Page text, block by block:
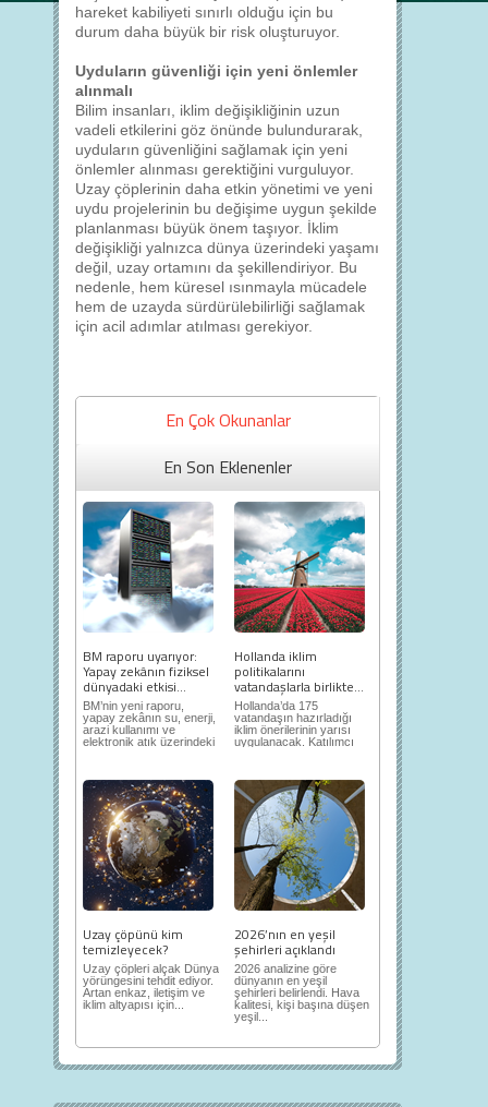
hareket kabiliyeti sınırlı olduğu için bu
durum daha büyük bir risk oluşturuyor.
Uyduların güvenliği için yeni önlemler
alınmalı
Bilim insanları, iklim değişikliğinin uzun
vadeli etkilerini göz önünde bulundurarak,
uyduların güvenliğini sağlamak için yeni
önlemler alınması gerektiğini vurguluyor.
Uzay çöplerinin daha etkin yönetimi ve yeni
uydu projelerinin bu değişime uygun şekilde
planlanması büyük önem taşıyor. İklim
değişikliği yalnızca dünya üzerindeki yaşamı
değil, uzay ortamını da şekillendiriyor. Bu
nedenle, hem küresel ısınmayla mücadele
hem de uzayda sürdürülebilirliği sağlamak
için acil adımlar atılması gerekiyor.
En Çok Okunanlar
En Son Eklenenler
BM raporu uyarıyor:
Yapay zekânın fiziksel
dünyadaki etkisi...
BM’nin yeni raporu,
yapay zekânın su, enerji,
arazi kullanımı ve
elektronik atık üzerindeki
Hollanda iklim
politikalarını
vatandaşlarla birlikte...
Hollanda’da 175
vatandaşın hazırladığı
iklim önerilerinin yarısı
uygulanacak. Katılımcı
Uzay çöpünü kim
temizleyecek?
Uzay çöpleri alçak Dünya
yörüngesini tehdit ediyor.
Artan enkaz, iletişim ve
iklim altyapısı için...
2026’nın en yeşil
şehirleri açıklandı
2026 analizine göre
dünyanın en yeşil
şehirleri belirlendi. Hava
kalitesi, kişi başına düşen
yeşil...